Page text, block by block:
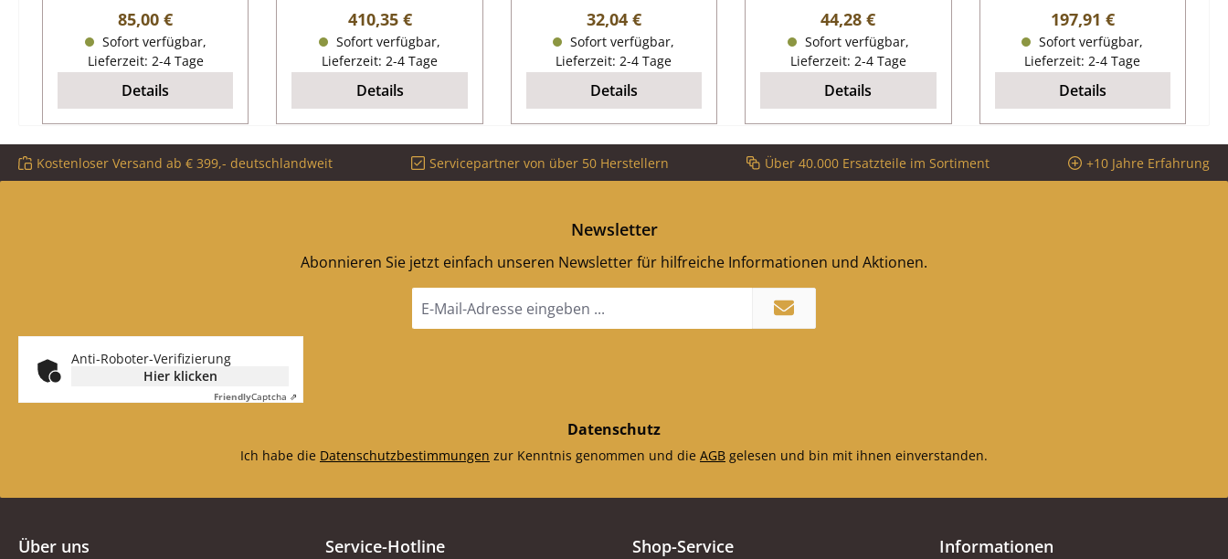
Ascherost Eckdaten:
Kaminrost,
Brennraumrost Maße
(B/L/H) 180 mm x 180
mm x 15 mm
Durchmesser 180 mm
Material Guss Form rund
Regulärer Preis:
85,00 €
Sofort verfügbar,
Lieferzeit: 2-4 Tage
Details
für 7,5 kW ab Baujahr
2012 Wamsler Norden KF
198 Typ 19882, Typ 19872
Sichtscheibe Eckdaten:
Türglas, Glas Maße
(B/L/H) 85/351/74 mm x
320 mm x 4 mm Material
Glas Form prismatisch
hitzebeständig
Regulärer Preis:
410,35 €
Sofort verfügbar,
Lieferzeit: 2-4 Tage
Details
Scheibendichtung
Eckdaten: Glasdichtung,
Ofenschnur
Kordeldichtung Länge
2,00 m Durchmesser 6
mm
Regulärer Preis:
32,04 €
Sofort verfügbar,
Lieferzeit: 2-4 Tage
Details
Türdichtung Eckdaten:
Türband,
Holzofenschnur
Kordeldichtung Länge
2,00 m Durchmesser 12
mm
Regulärer Preis:
44,28 €
Sofort verfügbar,
Lieferzeit: 2-4 Tage
Details
Norden KF 198 Typ
19882, Typ 19872
Feuerraumauskleidung
Eckdaten:
Feuerraumauskleidung,
Brennraumsteine
Material Schamotte
Rückwandstein links (217
x 320 x 32 mm),
Regulärer Preis:
197,91 €
Sofort verfügbar,
Lieferzeit: 2-4 Tage
Details
Kostenloser Versand ab € 399,- deutschlandweit Servicepartner von über 50 Herstellern Über 40.000 Ersatzteile im Sortiment +10 Jahre Erfahrung
Newsletter
Abonnieren Sie jetzt einfach unseren Newsletter für hilfreiche Informationen und Aktionen.
Mail-
Anti-Roboter-Verifizierung
Hier klicken
FriendlyCaptcha ⇗
Datenschutz
Ich habe die Datenschutzbestimmungen zur Kenntnis genommen und die AGB gelesen und bin mit ihnen einverstanden.
Über uns Service-Hotline Shop-Service Informationen